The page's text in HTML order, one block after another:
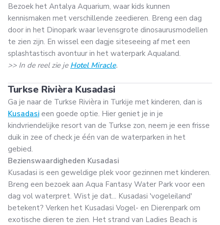
Bezoek het Antalya Aquarium, waar kids kunnen
kennismaken met verschillende zeedieren. Breng een dag
door in het Dinopark waar levensgrote dinosaurusmodellen
te zien zijn. En wissel een dagje siteseeing af met een
splashtastisch avontuur in het waterpark Aqualand.
>> In de reel zie je Hotel Miracle.
Turkse Rivièra Kusadasi
Ga je naar de Turkse Rivièra in Turkije met kinderen, dan is
Kusadasi een goede optie. Hier geniet je in je
kindvriendelijke resort van de Turkse zon, neem je een frisse
duik in zee of check je één van de waterparken in het
gebied.
Bezienswaardigheden Kusadasi
Kusadasi is een geweldige plek voor gezinnen met kinderen.
Breng een bezoek aan Aqua Fantasy Water Park voor een
dag vol waterpret. Wist je dat... Kusadasi 'vogeleiland'
betekent? Verken het Kusadasi Vogel- en Dierenpark om
exotische dieren te zien. Het strand van Ladies Beach is